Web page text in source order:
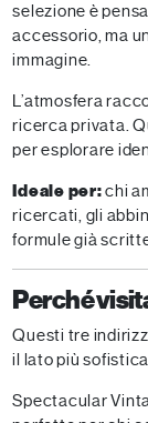
selezione è
accessorio, ma
immagine.
L’atmosfera
ricerca privata.
per esplorare
Ideale per:chi
ricercati, gli
formule già
Perché
Questi tre
il lato più
Spectacular